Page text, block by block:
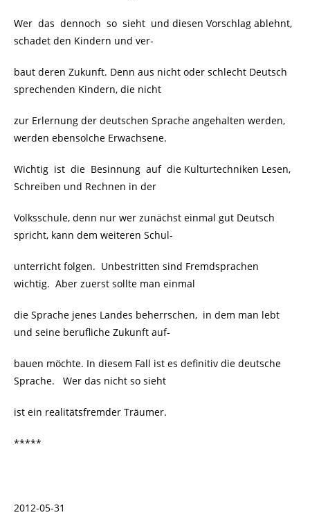
Wer das dennoch so sieht und diesen Vorschlag ablehnt,
schadet den Kindern und ver-
baut deren Zukunft. Denn aus nicht oder schlecht Deutsch
sprechenden Kindern, die nicht
zur Erlernung der deutschen Sprache angehalten werden,
werden ebensolche Erwachsene.
Wichtig ist die Besinnung auf die Kulturtechniken Lesen,
Schreiben und Rechnen in der
Volksschule, denn nur wer zunächst einmal gut Deutsch
spricht, kann dem weiteren Schul-
unterricht folgen. Unbestritten sind Fremdsprachen
wichtig. Aber zuerst sollte man einmal
die Sprache jenes Landes beherrschen, in dem man lebt
und seine berufliche Zukunft auf-
bauen möchte. In diesem Fall ist es definitiv die deutsche
Sprache. Wer das nicht so sieht
ist ein realitätsfremder Träumer.
*****
2012-05-31